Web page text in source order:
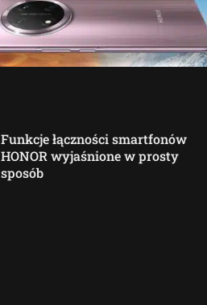
Funkcje łączności smartfonów
HONOR wyjaśnione w prosty
sposób